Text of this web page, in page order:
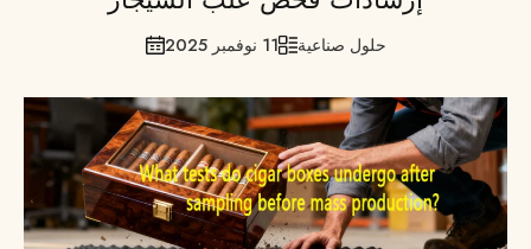
11 نوفمبر 2025 حلول صناعية